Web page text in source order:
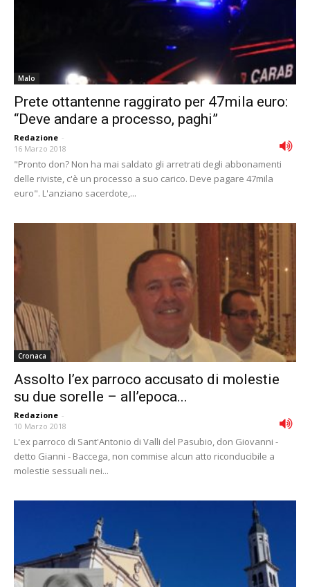
Malo
Prete ottantenne raggirato per 47mila euro:
“Deve andare a processo, paghi”
Redazione -
16 Marzo 2018
"Pronto don? Non ha mai saldato gli arretrati degli abbonamenti
delle riviste, c'è un processo a suo carico. Deve pagare 47mila
euro". L'anziano sacerdote,...
Cronaca
Assolto l’ex parroco accusato di molestie
su due sorelle – all’epoca...
Redazione -
10 Marzo 2018
L'ex parroco di Sant'Antonio di Valli del Pasubio, don Giovanni -
detto Gianni - Baccega, non commise alcun atto riconducibile a
molestie sessuali nei...